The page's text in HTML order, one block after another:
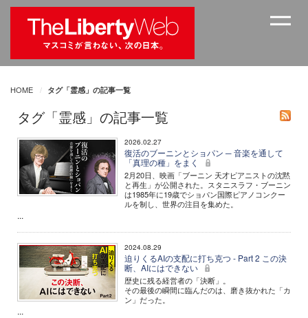
HOME タグ「霊感」の記事一覧
タグ「霊感」の記事一覧
2026.02.27
復活のブーニンとショパン ─ 音楽を通して
「真理の種」をまく
2月20日、映画「ブーニン 天才ピアニストの沈黙
と再生」が公開された。スタニスラフ・ブーニン
は1985年に19歳でショパン国際ピアノコンクー
ルを制し、世界の注目を集めた。
...
2024.08.29
迫りくるAIの支配に打ち克つ - Part 2 この決
断、AIにはできない
歴史に残る経営者の「決断」。
その最後の瞬間に臨んだのは、磨き抜かれた「カ
ン」だった。
...